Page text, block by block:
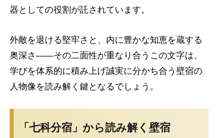
器としての役割が託されています。
外敵を退ける堅牢さと、内に豊かな知恵を蔵する
奥深さ――その二面性が重なり合うこの文字は、
学びを体系的に積み上げ誠実に分かち合う壁宿の
人物像を読み解く鍵となるでしょう。
「七科分宿」から読み解く壁宿